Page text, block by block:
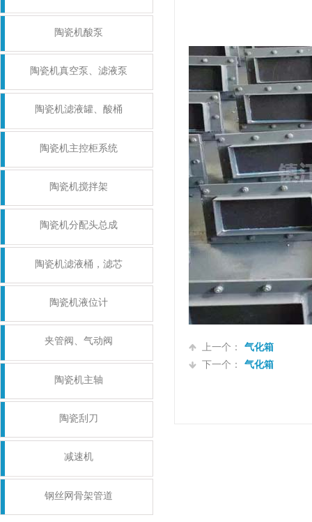
上一个：
气化箱
下一个：
气化箱
陶瓷机酸泵
陶瓷机真空泵、滤液泵
陶瓷机滤液罐、酸桶
陶瓷机主控柜系统
陶瓷机搅拌架
陶瓷机分配头总成
陶瓷机滤液桶，滤芯
陶瓷机液位计
夹管阀、气动阀
陶瓷机主轴
陶瓷刮刀
减速机
钢丝网骨架管道